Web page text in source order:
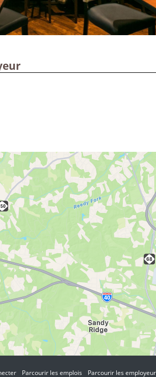
Parcourir les emplois Parcourir les